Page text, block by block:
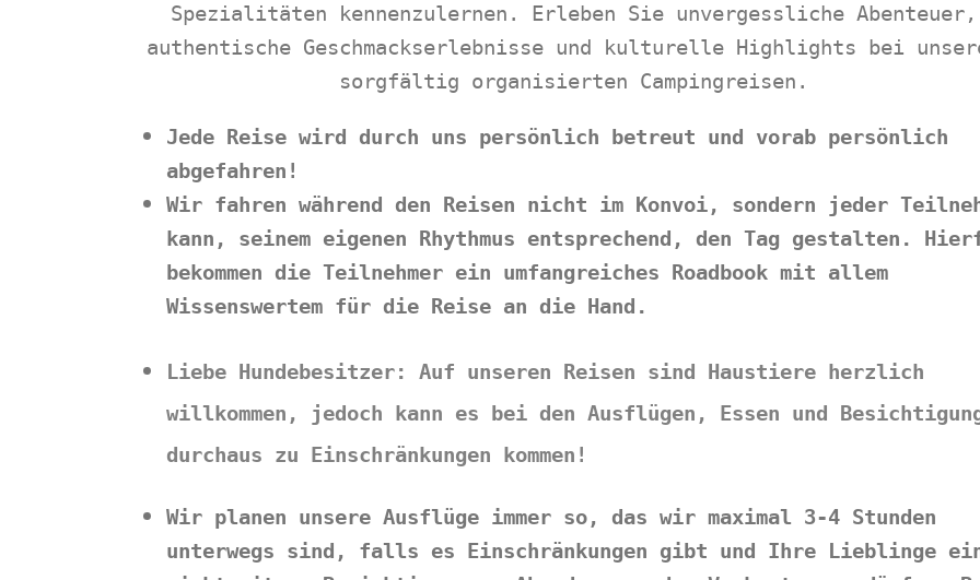
Spezialitäten kennenzulernen. Erleben Sie unvergessliche Abenteuer,
authentische Geschmackserlebnisse und kulturelle Highlights bei
sorgfältig organisierten Campingreisen.
Jede Reise wird durch uns persönlich betreut und vorab persönlich
abgefahren!
Wir fahren während den Reisen nicht im Konvoi, sondern jeder
kann, seinem eigenen Rhythmus entsprechend, den Tag gestalten.
bekommen die Teilnehmer ein umfangreiches Roadbook mit allem
Wissenswertem für die Reise an die Hand.
Liebe Hundebesitzer: Auf unseren Reisen sind Haustiere herzlich
willkommen, jedoch kann es bei den Ausflügen, Essen und
durchaus zu Einschränkungen kommen!
Wir planen unsere Ausflüge immer so, das wir maximal 3-4 Stunden
unterwegs sind, falls es Einschränkungen gibt und Ihre Lieblinge